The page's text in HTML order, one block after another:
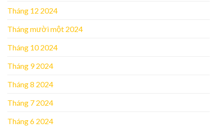
Tháng 12 2024
Tháng mười một 2024
Tháng 10 2024
Tháng 9 2024
Tháng 8 2024
Tháng 7 2024
Tháng 6 2024